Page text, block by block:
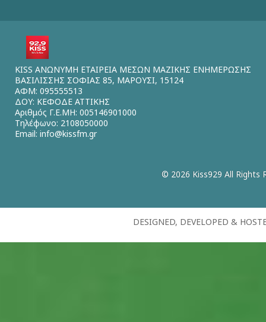
KISS ΑΝΩΝΥΜΗ ΕΤΑΙΡΕΙΑ ΜΕΣΩΝ ΜΑΖΙΚΗΣ ΕΝΗΜΕΡΩΣΗΣ
ΒΑΣΙΛΙΣΣΗΣ ΣΟΦΙΑΣ 85, ΜΑΡΟΥΣΙ, 15124
ΑΦΜ: 095555513
ΔΟΥ: ΚΕΦΟΔΕ ΑΤΤΙΚΗΣ
Αριθμός Γ.Ε.ΜΗ: 005146901000
Τηλέφωνο: 2108050000
Email: info@kissfm.gr
© 2026 Kiss929 All Rights
DESIGNED, DEVELOPED &